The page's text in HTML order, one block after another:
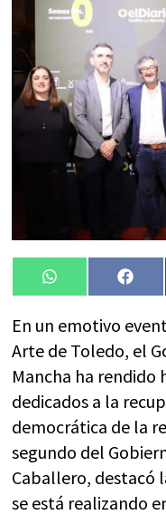
Compartir
en
WhatsApp
en
En un emotivo
Arte de Toledo, el
Mancha ha rendido
dedicados a la
democrática de la
segundo del
Caballero, destacó
se está realizando